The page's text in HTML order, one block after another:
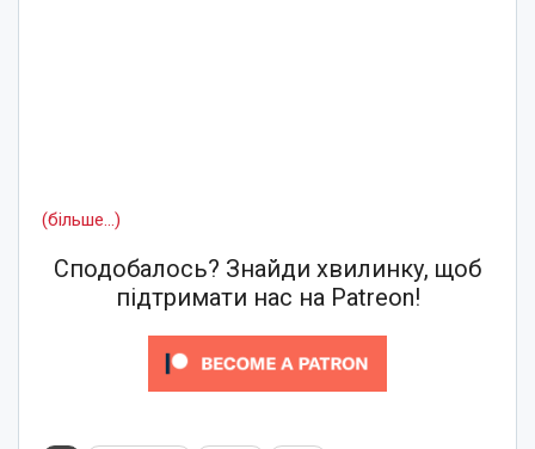
(більше…)
Сподобалось? Знайди хвилинку, щоб
підтримати нас на Patreon!